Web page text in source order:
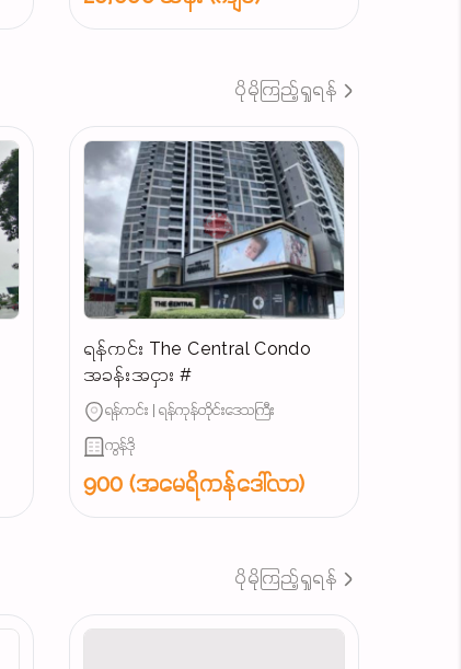
ပိုမိုကြည့်ရှုရန်
ရန်ကင်း The Central Condo
အခန်းအငှား #
ရန်ကင်း | ရန်ကုန်တိုင်းဒေသကြီး
ကွန်ဒို
900 (အမေရိကန်ဒေါ်လာ)
ပိုမိုကြည့်ရှုရန်